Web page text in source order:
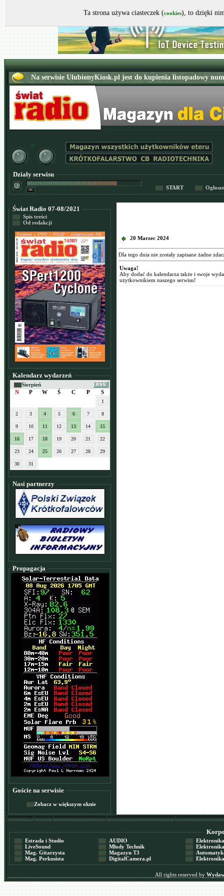
Działy serwisu
START
Świat Radio 07-08/2021
Spis treści
Od redakcji
Kalendarz wydarzeń
Sierpień
N
P W Ś C P S
1
2 3 4 5 6 7 8
9 10 11 12 13 14 15
16 17 18 19 20 21 22
23 24 25 26 27 28 29
30 31
Nasi partnerzy
Propagacja
Goście na serwisie
Zobacz w większym oknie
20 Marzec 2024
Dla tego dnia nie zostały zapisane żadne
Uwaga!
Aby dodać do kalendarza także i swoje
użytkownikiem naszego serwisu!
Estrada i Studio
LiveSound
Mag. Gitarzysta
Mag. Perkusista
AUDIO
Młody Technik
Magazyn T3
DigitalCamera.pl
Elektronika
Elektronika
Automatyka
Elektronika
All rights reserved by
Ta strona używa ciasteczek (cookies), to dzięki